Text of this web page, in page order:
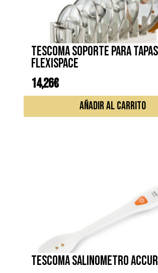
TESCOMA SOPORTE PARA TAPAS
FLEXISPACE
14,26€
AÑADIR AL CARRITO
TESCOMA SALINOMETRO